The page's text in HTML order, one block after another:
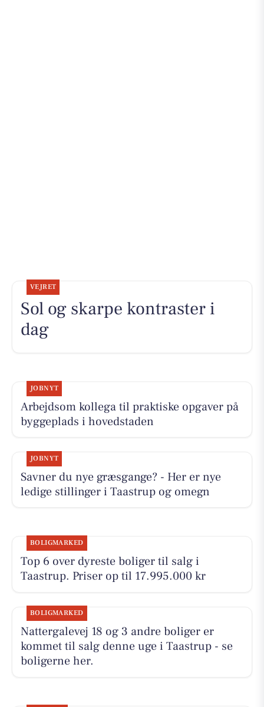
VEJRET
Sol og skarpe kontraster i
dag
JOBNYT
Arbejdsom kollega til praktiske opgaver på
byggeplads i hovedstaden
JOBNYT
Savner du nye græsgange? - Her er nye
ledige stillinger i Taastrup og omegn
BOLIGMARKED
Top 6 over dyreste boliger til salg i
Taastrup. Priser op til 17.995.000 kr
BOLIGMARKED
Nattergalevej 18 og 3 andre boliger er
kommet til salg denne uge i Taastrup - se
boligerne her.